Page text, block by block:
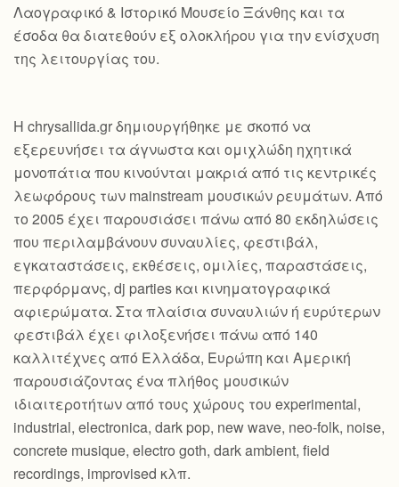
Λαογραφικό & Ιστορικό Μουσείο Ξάνθης και τα
έσοδα θα διατεθούν εξ ολοκλήρου για την ενίσχυση
της λειτουργίας του.
Η chrysallida.gr δημιουργήθηκε με σκοπό να
εξερευνήσει τα άγνωστα και ομιχλώδη ηχητικά
μονοπάτια που κινούνται μακριά από τις κεντρικές
λεωφόρους των mainstream μουσικών ρευμάτων. Από
το 2005 έχει παρουσιάσει πάνω από 80 εκδηλώσεις
που περιλαμβάνουν συναυλίες, φεστιβάλ,
εγκαταστάσεις, εκθέσεις, ομιλίες, παραστάσεις,
περφόρμανς, dj parties και κινηματογραφικά
αφιερώματα. Στα πλαίσια συναυλιών ή ευρύτερων
φεστιβάλ έχει φιλοξενήσει πάνω από 140
καλλιτέχνες από Ελλάδα, Ευρώπη και Αμερική
παρουσιάζοντας ένα πλήθος μουσικών
ιδιαιτεροτήτων από τους χώρους του experimental,
industrial, electronica, dark pop, new wave, neo-folk, noise,
concrete musique, electro goth, dark ambient, field
recordings, improvised κλπ.